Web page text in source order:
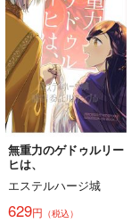
無重力のゲドゥルリー
ヒは、
エステルハージ城
629円 （税込）